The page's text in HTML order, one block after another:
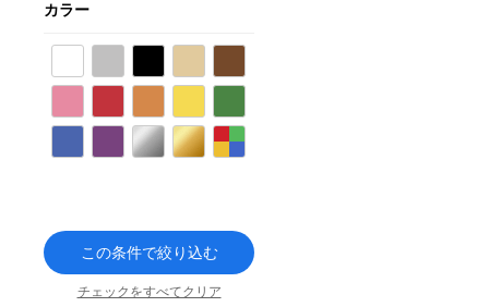
カラー
パープル シルバー ゴールド
この条件で絞り込む
チェックをすべてクリア